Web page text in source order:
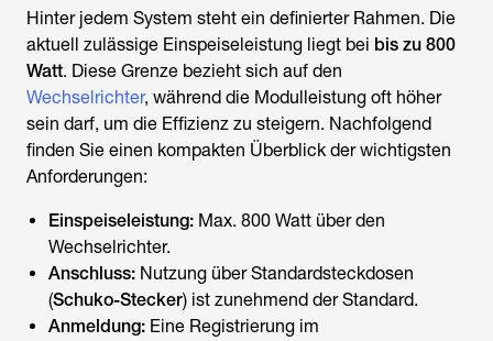
Hinter jedem System steht ein definierter Rahmen. Die
aktuell zulässige Einspeiseleistung liegt bei bis zu 800
Watt. Diese Grenze bezieht sich auf den
Wechselrichter, während die Modulleistung oft höher
sein darf, um die Effizienz zu steigern. Nachfolgend
finden Sie einen kompakten Überblick der wichtigsten
Anforderungen:
Einspeiseleistung: Max. 800 Watt über den
Wechselrichter.
Anschluss: Nutzung über Standardsteckdosen
(Schuko-Stecker) ist zunehmend der Standard.
Anmeldung: Eine Registrierung im